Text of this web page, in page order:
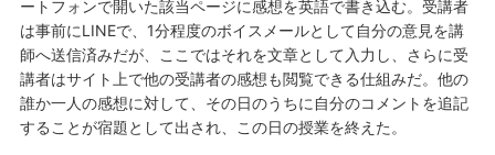
ートフォンで開いた該当ページに感想を英語で書き込む。受講者
は事前にLINEで、1分程度のボイスメールとして自分の意見を講
師へ送信済みだが、ここではそれを文章として入力し、さらに受
講者はサイト上で他の受講者の感想も閲覧できる仕組みだ。他の
誰か一人の感想に対して、その日のうちに自分のコメントを追記
することが宿題として出され、この日の授業を終えた。